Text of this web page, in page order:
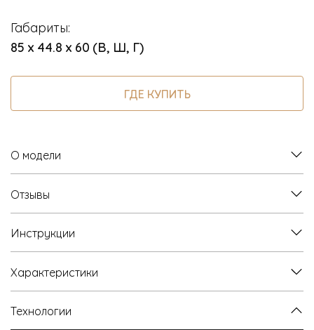
Габариты:
85 х 44.8 х 60 (В, Ш, Г)
ГДЕ КУПИТЬ
О модели
Отзывы
Инструкции
Характеристики
Технологии